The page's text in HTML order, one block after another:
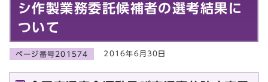
シ作製業務委託候補者の選考結果に
ついて
ページ番号201574 2016年6月30日